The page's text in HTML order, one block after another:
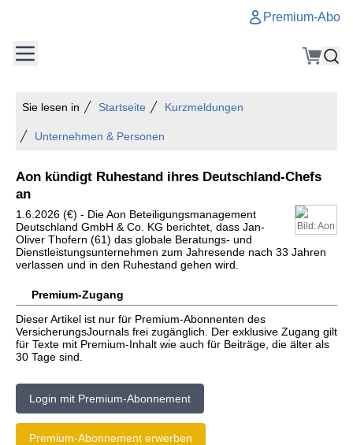
Premium-Abo
Sie lesen in Startseite Kurzmeldungen
Unternehmen & Personen
Aon kündigt Ruhestand ihres Deutschland-Chefs
an
Bild: Aon
1.6.2026 (€) - Die Aon Beteiligungsmanagement
Deutschland GmbH & Co. KG berichtet, dass Jan-
Oliver Thofern (61) das globale Beratungs- und
Dienstleistungsunternehmen zum Jahresende nach 33 Jahren
verlassen und in den Ruhestand gehen wird.
Premium-Zugang
Dieser Artikel ist nur für Premium-Abonnenten des
VersicherungsJournals frei zugänglich. Der exklusive Zugang gilt
für Texte mit Premium-Inhalt wie auch für Beiträge, die älter als
30 Tage sind.
Login mit Premium-Abonnement
Premium-Abonnement erwerben